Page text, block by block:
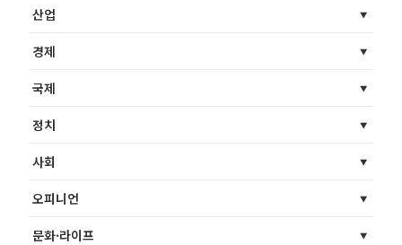
산업
경제
국제
정치
사회
오피니언
문화·라이프